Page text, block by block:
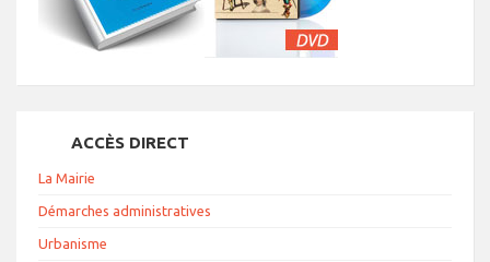
ACCÈS DIRECT
La Mairie
Démarches administratives
Urbanisme